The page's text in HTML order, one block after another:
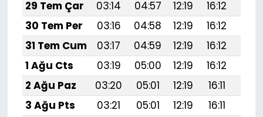
29 Tem Çar
03:14 04:57 12:19 16:12
30 Tem Per
03:16 04:58 12:19 16:12
31 Tem Cum
03:17 04:59 12:19 16:12
1 Ağu Cts
03:19 05:00 12:19 16:12
2 Ağu Paz
03:20 05:01 12:19 16:11
3 Ağu Pts
03:21 05:01 12:19 16:11